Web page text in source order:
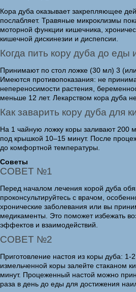
Кора дуба оказывает закрепляющее
послабляет. Травяные микроклизмы
моторной функции кишечника,
кишечной дискинезии и диспепсии.
Когда пить кору дуба до еды
Принимают по стол ложке (30 мл) 3
Имеются противопоказания: не
непереносимости растения,
меньше 12 лет. Лекарством кора дуба
Как заварить кору дуба для
На 1 чайную ложку коры заливают 200
под крышкой 10–15 минут. После
до комфортной температуры.
Советы
СОВЕТ №1
Перед началом лечения корой дуба
проконсультируйтесь с врачом,
хронические заболевания или вы
медикаменты. Это поможет избежать
эффектов и взаимодействий.
СОВЕТ №2
Приготовление настоя из коры дуба: 1-
измельченной коры залейте стаканом
минут. Процеженный настой можно
раза в день до еды для достижения